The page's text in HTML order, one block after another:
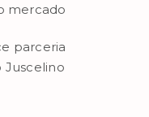
mercado
parceria
Juscelino